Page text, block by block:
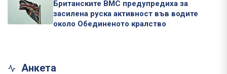
Британските ВМС предупредиха за
засилена руска активност във водите
около Обединеното кралство
Анкета